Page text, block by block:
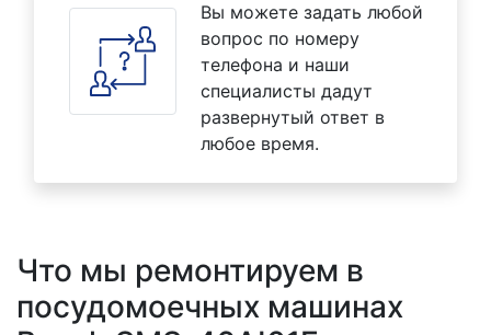
Вы можете задать любой
вопрос по номеру
телефона и наши
специалисты дадут
развернутый ответ в
любое время.
Что мы ремонтируем в
посудомоечных машинах